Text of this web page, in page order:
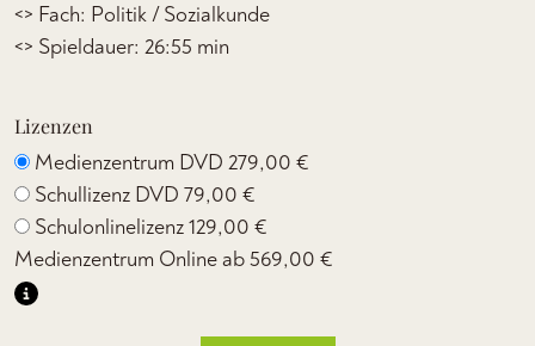
<> Fach: Politik / Sozialkunde
<> Spieldauer: 26:55 min
Lizenzen
Medienzentrum DVD 279,00 €
Schullizenz DVD 79,00 €
Schulonlinelizenz129,00 €
Medienzentrum Online ab569,00 €